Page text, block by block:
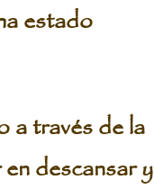
estado
a través de la
descansar y